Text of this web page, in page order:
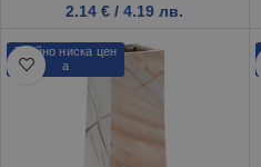
2.14€ / 4.19 лв.
Трайно ниска цен
а